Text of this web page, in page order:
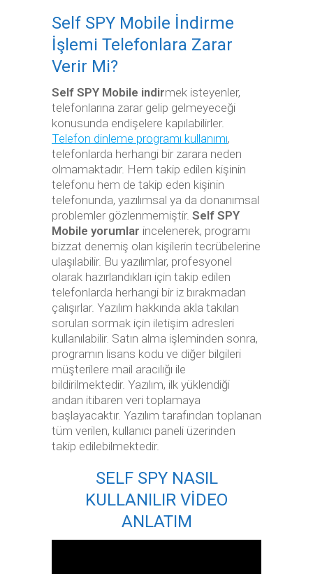
Self SPY Mobile İndirme
İşlemi Telefonlara Zarar
Verir Mi?
Self SPY Mobile indirmek isteyenler,
telefonlarına zarar gelip gelmeyeceği
konusunda endişelere kapılabilirler.
Telefon dinleme programı kullanımı,
telefonlarda herhangi bir zarara neden
olmamaktadır. Hem takip edilen kişinin
telefonu hem de takip eden kişinin
telefonunda, yazılımsal ya da donanımsal
problemler gözlenmemiştir. Self SPY
Mobile yorumlar incelenerek, programı
bizzat denemiş olan kişilerin tecrübelerine
ulaşılabilir. Bu yazılımlar, profesyonel
olarak hazırlandıkları için takip edilen
telefonlarda herhangi bir iz bırakmadan
çalışırlar. Yazılım hakkında akla takılan
soruları sormak için iletişim adresleri
kullanılabilir. Satın alma işleminden sonra,
programın lisans kodu ve diğer bilgileri
müşterilere mail aracılığı ile
bildirilmektedir. Yazılım, ilk yüklendiği
andan itibaren veri toplamaya
başlayacaktır. Yazılım tarafından toplanan
tüm verilen, kullanıcı paneli üzerinden
takip edilebilmektedir.
SELF SPY NASIL
KULLANILIR VİDEO
ANLATIM